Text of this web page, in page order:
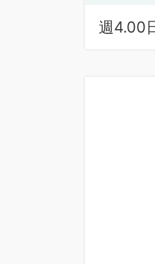
週4.00